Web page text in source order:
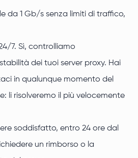
da 1 Gb/s senza limiti di traffico,
7. Sì, controlliamo
dei tuoi server proxy. Hai
in qualunque momento del
li risolveremo il più velocemente
soddisfatto, entro 24 ore dal
un rimborso o la